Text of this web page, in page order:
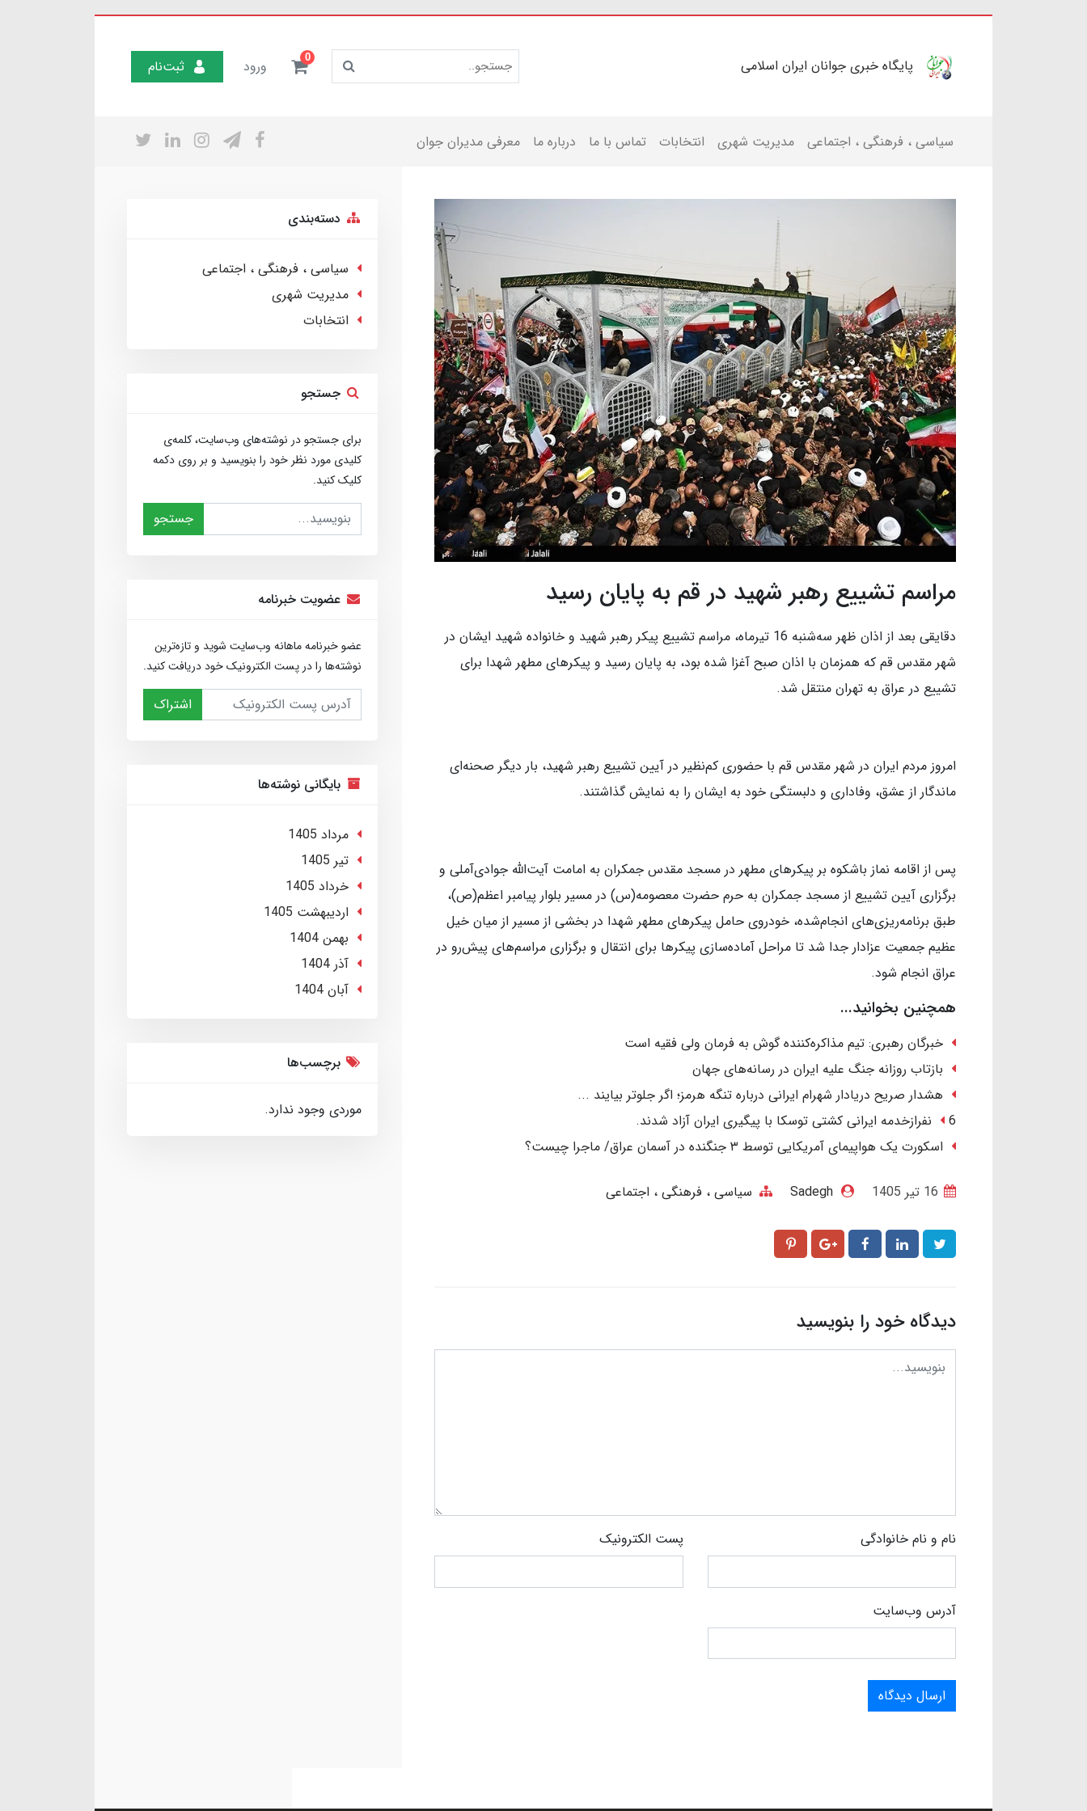
پایگاه خبری جوانان ایران اسلامی 0 ورود ثبت‌نام
سیاسی ، فرهنگی ، اجتماعی مدیریت شهری انتخابات تماس با ما درباره ما معرفی مدیران جوان
مراسم تشییع رهبر شهید در قم به پایان رسید
دقایقی بعد از اذان ظهر سه‌شنبه 16 تیرماه، مراسم تشییع پیکر رهبر شهید و خانواده شهید ایشان در
شهر مقدس قم که همزمان با اذان صبح آغزا شده بود، به پایان رسید و پیکر‌های مطهر شهدا برای
تشییع در عراق به تهران منتقل شد.
امروز مردم ایران در شهر مقدس قم با حضوری کم‌نظیر در آیین تشییع رهبر شهید، بار دیگر صحنه‌ای
ماندگار از عشق، وفاداری و دلبستگی خود به ایشان را به نمایش گذاشتند.
پس از اقامه نماز باشکوه بر پیکرهای مطهر در مسجد مقدس جمکران به امامت آیت‌الله جوادی‌آملی و
برگزاری آیین تشییع از مسجد جمکران به حرم حضرت معصومه(س) در مسیر بلوار پیامبر اعظم(ص)،
طبق برنامه‌ریزی‌های انجام‌شده، خودروی حامل پیکرهای مطهر شهدا در بخشی از مسیر از میان خیل
عظیم جمعیت عزادار جدا شد تا مراحل آماده‌سازی پیکرها برای انتقال و برگزاری مراسم‌های پیش‌رو در
عراق انجام شود.
همچنین بخوانید...
خبرگان رهبری: تیم مذاکره‌کننده گوش به فرمان ولی فقیه است
بازتاب روزانه جنگ علیه ایران در رسانه‌های جهان
هشدار صریح دریادار شهرام ایرانی درباره تنگه هرمز؛ اگر جلوتر بیایند ...
6 نفرازخدمه ایرانی کشتی توسکا با پیگیری ایران آزاد شدند.
اسکورت یک هواپیمای آمریکایی توسط ۳ جنگنده در آسمان عراق/ ماجرا چیست؟
Sadegh سیاسی ، فرهنگی ، اجتماعی
دیدگاه خود را بنویسید
نام و نام خانوادگی پست الکترونیک
آدرس وب‌سایت
ارسال دیدگاه
دسته‌بندی
سیاسی ، فرهنگی ، اجتماعی
مدیریت شهری
انتخابات
جستجو
برای جستجو در نوشته‌های وب‌سایت، کلمه‌ی
کلیدی مورد نظر خود را بنویسید و بر روی دکمه
کلیک کنید.
جستجو
عضویت خبرنامه
عضو خبرنامه ماهانه وب‌سایت شوید و تازه‌ترین
نوشته‌ها را در پست الکترونیک خود دریافت کنید.
اشتراک
بایگانی نوشته‌ها
مرداد 1405
تير 1405
خرداد 1405
ارديبهشت 1405
بهمن 1404
آذر 1404
آبان 1404
برچسب‌ها
موردی وجود ندارد.